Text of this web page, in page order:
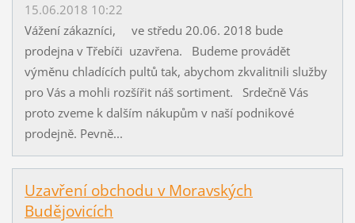
15.06.2018 10:22
Vážení zákazníci, ve středu 20.06. 2018 bude
prodejna v Třebíči uzavřena. Budeme provádět
výměnu chladících pultů tak, abychom zkvalitnili služby
pro Vás a mohli rozšířit náš sortiment. Srdečně Vás
proto zveme k dalším nákupům v naší podnikové
prodejně. Pevně...
Uzavření obchodu v Moravských
Budějovicích